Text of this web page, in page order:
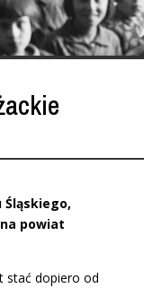
Śląskiego,
powiat
stać dopiero od